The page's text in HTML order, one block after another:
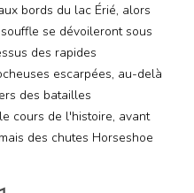
bords du lac Érié, alors
se dévoileront sous
des rapides
escarpées, au-delà
des batailles
cours de l'histoire, avant
des chutes Horseshoe